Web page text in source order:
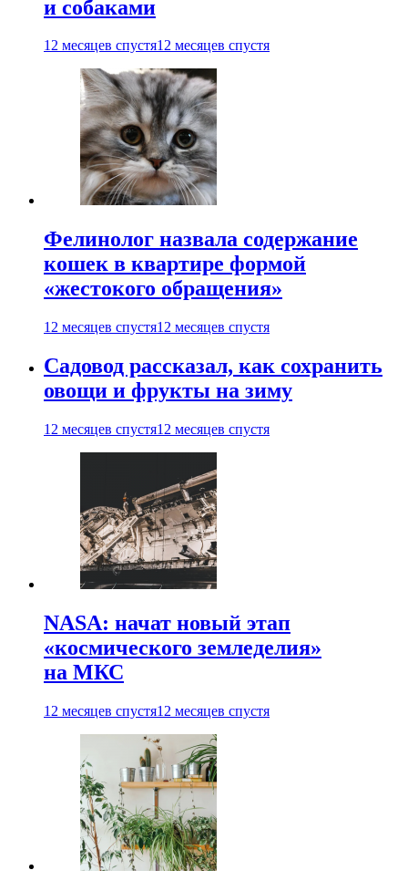
и собаками
12 месяцев спустя12 месяцев спустя
Фелинолог назвала содержание
кошек в квартире формой
«жестокого обращения»
12 месяцев спустя12 месяцев спустя
Садовод рассказал, как сохранить
овощи и фрукты на зиму
12 месяцев спустя12 месяцев спустя
NASA: начат новый этап
«космического земледелия»
на МКС
12 месяцев спустя12 месяцев спустя